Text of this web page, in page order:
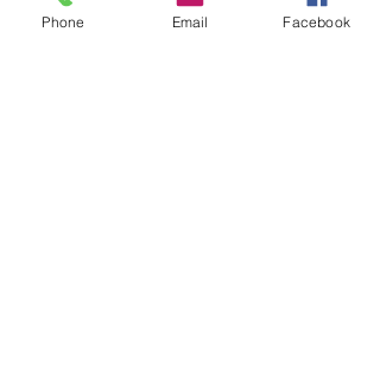
Phone Email Facebook